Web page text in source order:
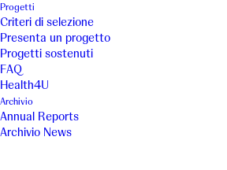
Progetti
Criteri di selezione
Presenta un progetto
Progetti sostenuti
FAQ
Health4U
Archivio
Annual Reports
Archivio News